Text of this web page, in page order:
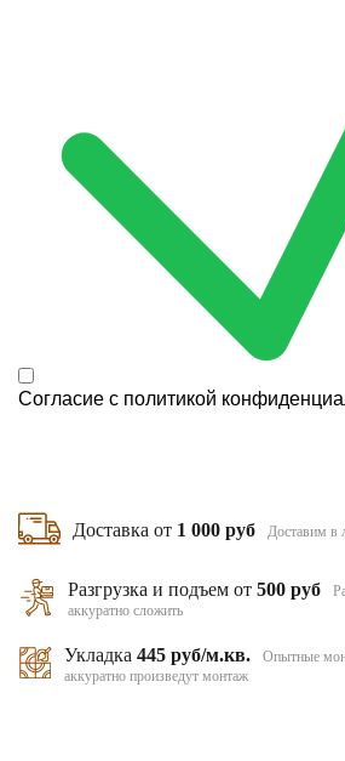
Согласие с политикой
Доставка от 1 000 руб Доставим в
Разгрузка и подъем от500 руб
аккуратно сложить
Укладка 445 руб/м.кв.
Опытные
аккуратно произведут монтаж